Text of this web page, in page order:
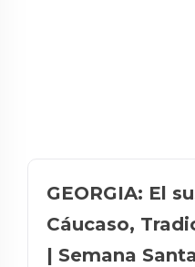
GEORGIA: El
Cáucaso,
| Semana